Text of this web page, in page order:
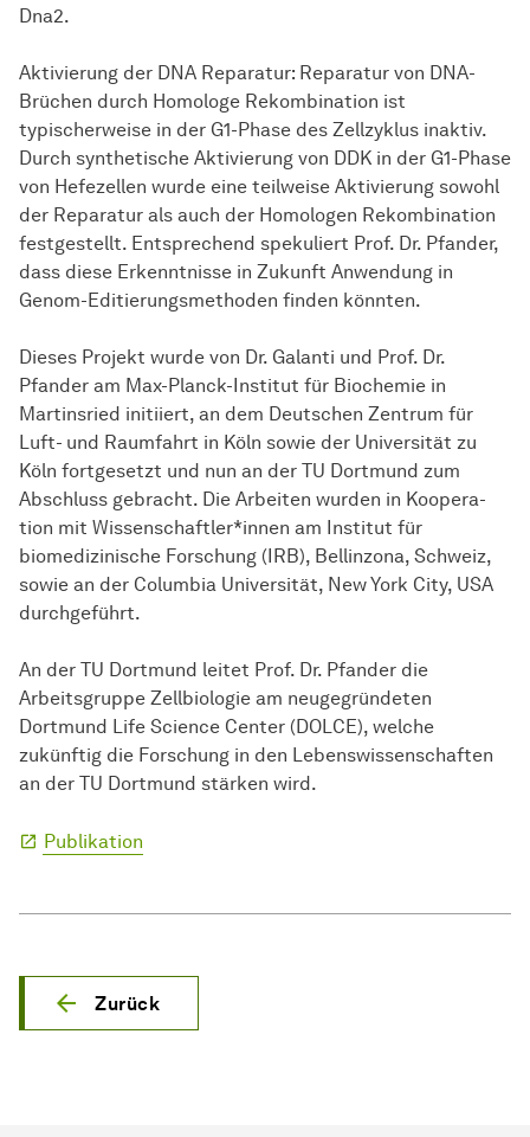
Dna2.
Aktivierung der DNA Reparatur: Reparatur von DNA-
Brüchen durch Homologe Rekombination ist
typischerweise in der G1-Phase des Zellzyklus inaktiv.
Durch synthetische Aktivierung von DDK in der G1-Phase
von Hefezellen wurde eine teilweise Aktivierung sowohl
der Reparatur als auch der Homologen Rekombination
festgestellt. Entsprechend spekuliert Prof. Dr. Pfander,
dass diese Erkenntnisse in Zukunft Anwendung in
Genom-Editierungsmethoden finden könnten.
Dieses Projekt wurde von Dr. Galanti und Prof. Dr.
Pfander am Max-Planck-Institut für Biochemie in
Martinsried initiiert, an dem Deutschen Zentrum für
Luft- und Raumfahrt in Köln sowie der Universität zu
Köln fortgesetzt und nun an der TU Dortmund zum
Abschluss gebracht. Die Arbeiten wurden in Ko­ope­ra­
tion mit Wissenschaftler*innen am Institut für
biomedizinische Forschung (IRB), Bellinzona, Schweiz,
sowie an der Columbia Universität, New York City, USA
durchgeführt.
An der TU Dortmund leitet Prof. Dr. Pfander die
Arbeitsgruppe Zellbiologie am neugegründeten
Dortmund Life Science Center (DOLCE), welche
zukünftig die Forschung in den Lebenswissenschaften
an der TU Dortmund stärken wird.
Pub­li­ka­tion
Zurück